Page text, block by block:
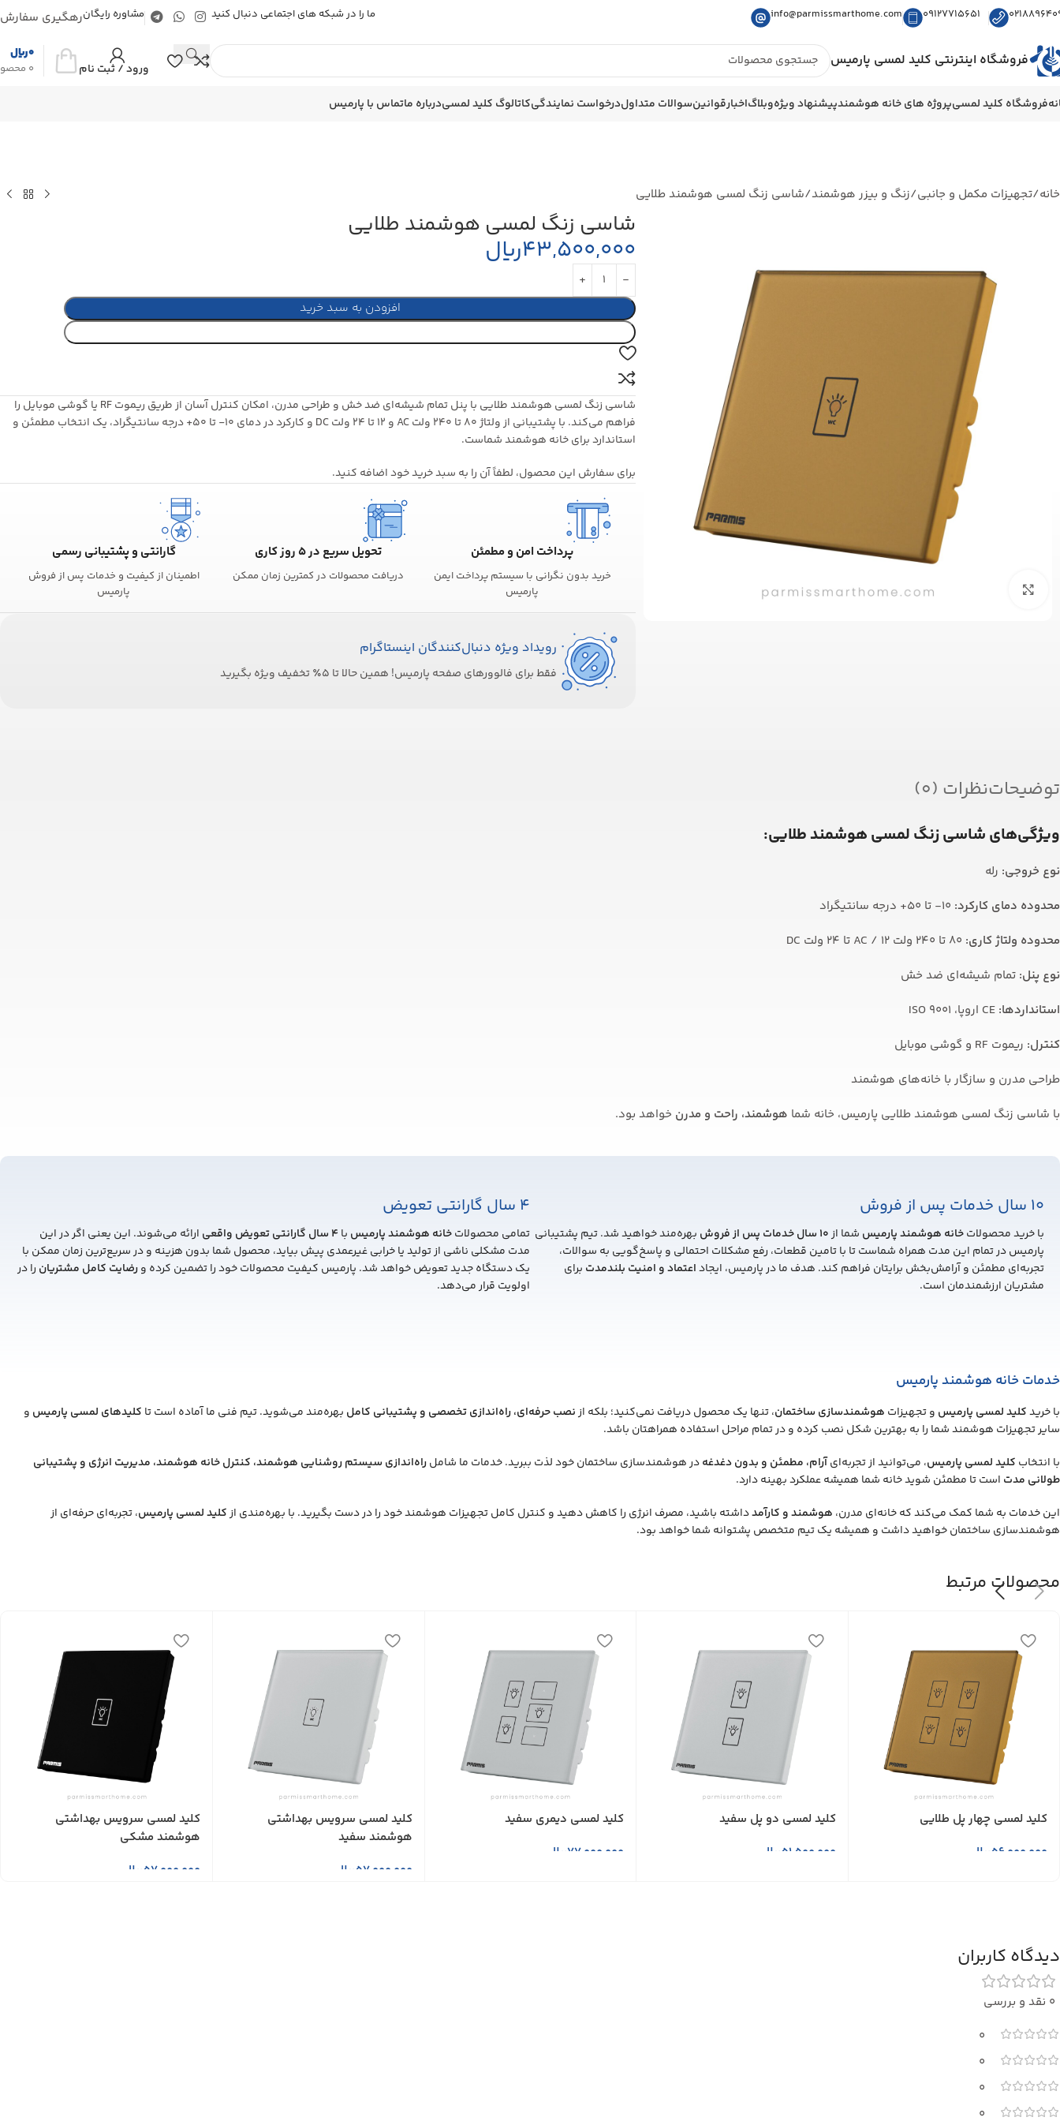
09127715651
info@parmissmarthome.com ما را در شبکه های اجتماعی دنبال کنید مشاوره رایگانرهگیری سفارش
فروشگاه اینترنتی کلید لمسی پارمیس ورود / ثبت نام 0
0ریال
فروشگاه کلید لمسیپروژه های خانه هوشمندپیشنهاد ویژهوبلاگاخبارقوانینسوالات متداولدرخواست نمایندگیکاتالوگ کلید لمسیدرباره ماتماس با پارمیس
خانه تجهیزات مکمل و جانبی زنگ و بیزر هوشمند شاسی زنگ لمسی هوشمند طلایی
شاسی زنگ لمسی هوشمند طلایی
43,500,000ریال
افزودن به سبد خرید
شاسی زنگ لمسی هوشمند طلایی با پنل تمام شیشه‌ای ضد خش و طراحی مدرن، امکان کنترل آسان از طریق ریموت RF یا گوشی موبایل را
فراهم می‌کند. با پشتیبانی از ولتاژ 80 تا 240 ولت AC و 12 تا 24 ولت DC و کارکرد در دمای 10- تا 50+ درجه سانتیگراد، یک انتخاب مطمئن و
استاندارد برای خانه هوشمند شماست.
برای سفارش این محصول، لطفاً آن را به سبد خرید خود اضافه کنید.
پرداخت امن و مطمئن
خرید بدون نگرانی با سیستم پرداخت ایمن
پارمیس
تحویل سریع در ۵ روز کاری
دریافت محصولات در کمترین زمان ممکن
گارانتی و پشتیبانی رسمی
اطمینان از کیفیت و خدمات پس از فروش
پارمیس
رویداد ویژه دنبال‌کنندگان اینستاگرام
فقط برای فالوورهای صفحه پارمیس! همین حالا تا 5٪ تخفیف ویژه بگیرید
توضیحاتنظرات (0)
ویژگی‌های شاسی زنگ لمسی هوشمند طلایی:
نوع خروجی: رله
محدوده دمای کارکرد:
محدوده ولتاژ کاری:
نوع پنل: تمام شیشه‌ای ضد خش
استانداردها:
کنترل: ریموت RF و گوشی موبایل
طراحی مدرن و سازگار با خانه‌های هوشمند
با شاسی زنگ لمسی هوشمند طلایی پارمیس، خانه شما هوشمند، راحت و مدرن خواهد بود.
10 سال خدمات پس از فروش
با خرید محصولاتخانه هوشمند پارمیس شما از10 سال خدمات پس از فروش بهره‌مند خواهید شد. تیم پشتیبانی
پارمیس در تمام این مدت همراه شماست تا با تامین قطعات، رفع مشکلات احتمالی و پاسخ‌گویی به سوالات،
تجربه‌ای مطمئن و آرامش‌بخش برایتان فراهم کند. هدف ما در پارمیس، ایجاداعتماد و امنیت بلندمدت برای
مشتریان ارزشمندمان است.
4 سال گارانتی تعویض
تمامی محصولاتخانه هوشمند پارمیس با4 سال گارانتی تعویض واقعی ارائه می‌شوند. این یعنی اگر در این
مدت مشکلی ناشی از تولید یا خرابی غیرعمدی پیش بیاید، محصول شما بدون هزینه و در سریع‌ترین زمان ممکن با
یک دستگاه جدید تعویض خواهد شد. پارمیس کیفیت محصولات خود را تضمین کرده ورضایت کامل مشتریان را در
اولویت قرار می‌دهد.
خدمات خانه هوشمند پارمیس
با خریدکلید لمسی پارمیس و تجهیزات هوشمندسازی ساختمان، تنها یک محصول دریافت نمی‌کنید؛ بلکه ازنصب حرفه‌ای، راه‌اندازی تخصصی و پشتیبانی کامل بهره‌مند می‌شوید. تیم فنی ما آماده است تا کلیدهای لمسی پارمیس و
سایر تجهیزات هوشمند شما را به بهترین شکل نصب کرده و در تمام مراحل استفاده همراهتان باشد.
با انتخاب کلید لمسی پارمیس، می‌توانید از تجربه‌ایآرام، مطمئن و بدون دغدغهدر هوشمندسازی ساختمان خود لذت ببرید. خدمات ما شاملراه‌اندازی سیستم روشنایی هوشمند، کنترل خانه هوشمند، مدیریت انرژی و پشتیبانی
طولانی مدت است تا مطمئن شوید خانه شما همیشه عملکرد بهینه دارد.
این خدمات به شما کمک می‌کند که خانه‌ای مدرن، هوشمند و کارآمدداشته باشید، مصرف انرژی را کاهش دهید و کنترل کامل تجهیزات هوشمند خود را در دست بگیرید. با بهره‌مندی ازکلید لمسی پارمیس، تجربه‌ای حرفه‌ای از
هوشمندسازی ساختمان خواهید داشت و همیشه یک تیم متخصص پشتوانه شما خواهد بود.
محصولات مرتبط
کلید لمسی چهار پل طلایی
56,000,000 ریال
کلید لمسی دو پل سفید
51,500,000 ریال
کلید لمسی دیمری سفید
77,000,000ریال
کلید لمسی سرویس بهداشتی
هوشمند سفید
57,000,000 ریال
کلید لمسی سرویس بهداشتی
هوشمند مشکی
57,000,000 ریال
دیدگاه کاربران
0 نقد و بررسی
0
0
0
0